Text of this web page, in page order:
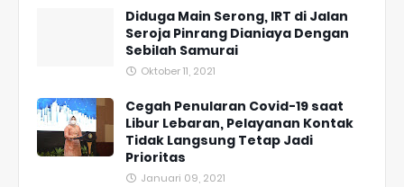
Diduga Main Serong, IRT di Jalan
Seroja Pinrang Dianiaya Dengan
Sebilah Samurai
Oktober 11, 2021
Cegah Penularan Covid-19 saat
Libur Lebaran, Pelayanan Kontak
Tidak Langsung Tetap Jadi
Prioritas
Januari 09, 2021